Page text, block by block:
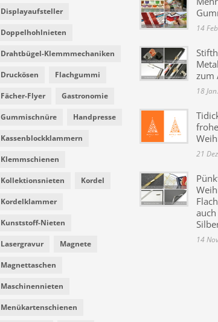
Displayaufsteller
Doppelhohlnieten
Drahtbügel-Klemmmechaniken
Druckösen Flachgummi
Fächer-Flyer Gastronomie
Gummischnüre Handpresse
Kassenblockklammern
Klemmschienen
Kollektionsnieten Kordel
Kordelklammer
Kunststoff-Nieten
Lasergravur Magnete
Magnettaschen
Maschinennieten
Menükartenschienen
14
zum
18
frohe
21
14